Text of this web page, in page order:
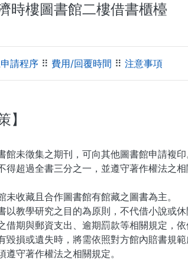
時樓圖書館二樓借書櫃檯
請程序⠿ 費用/回覆時間 ⠿ 注意事項
】
館未徵集之期刊，可向其他圖書館申請複印
得超過全書三分之一，並遵守著作權法之相
未收藏且合作圖書館有館藏之圖書為主。
以教學研究之目的為原則，不代借小說或休
借期與郵資支出、逾期罰款等相關規定，依
毀損或遺失時，將需依照對方館內賠書規範
遵守著作權法之相關規定。